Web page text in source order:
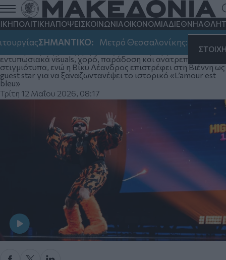
ΠΟΛΙΤΙΚΗΑΠΟΨΕΙΣΚΟΙΝΩΝΙΑΟΙΚΟΝΟΜΙΑΔΙΕΘΝΗ
ΣΗΜΑΝΤΙΚΟ: Μετρό Θεσσαλονίκης: Αλλάζει
Η Ελλάδα στη σκηνή της Eurovision: Ο
Akylas έτοιμος για τον πρώτο ημιτελικό
με το «Ferto» (βίντεο)
εντυπωσιακά visuals, χορό, παράδοση και ανατρεπτικά
στιγμιότυπα, ενώ η Βίκυ Λέανδρος επιστρέφει στη Βιέννη ως
guest star για να ξαναζωντανέψει το ιστορικό «L’amour est
bleu»
Τρίτη 12 Μαΐου 2026, 08:17